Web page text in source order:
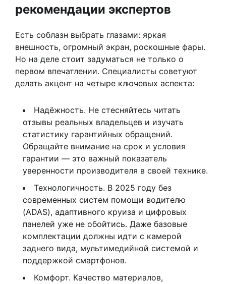
рекомендации экспертов
Есть соблазн выбрать глазами: яркая
внешность, огромный экран, роскошные фары.
Но на деле стоит задуматься не только о
первом впечатлении. Специалисты советуют
делать акцент на четыре ключевых аспекта:
Надёжность. Не стесняйтесь читать
отзывы реальных владельцев и изучать
статистику гарантийных обращений.
Обращайте внимание на срок и условия
гарантии — это важный показатель
уверенности производителя в своей технике.
Технологичность. В 2025 году без
современных систем помощи водителю
(ADAS), адаптивного круиза и цифровых
панелей уже не обойтись. Даже базовые
комплектации должны идти с камерой
заднего вида, мультимедийной системой и
поддержкой смартфонов.
Комфорт. Качество материалов,